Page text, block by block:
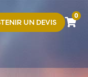
UN DEVIS
0